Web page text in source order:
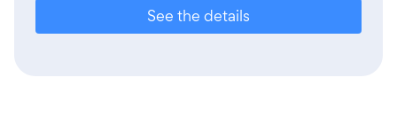
See the details